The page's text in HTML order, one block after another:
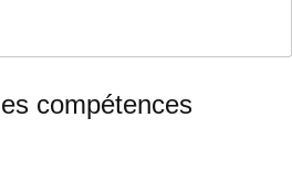
compétences